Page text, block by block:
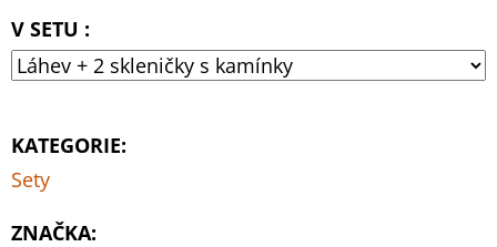
V SETU :
KATEGORIE:
Sety
ZNAČKA: